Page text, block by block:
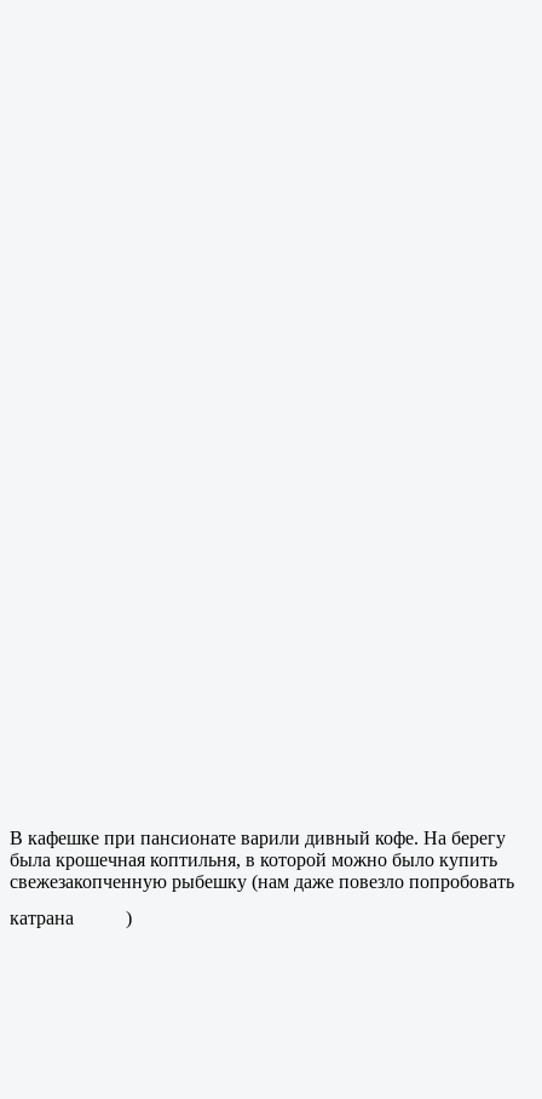
В кафешке при пансионате варили дивный кофе. На берегу
была крошечная коптильня, в которой можно было купить
свежезакопченную рыбешку (нам даже повезло попробовать
катрана
)